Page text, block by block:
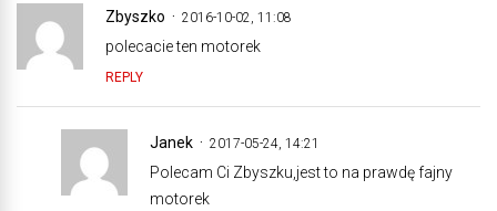
Zbyszko 2016-10-02, 11:08
polecacie ten motorek
REPLY
Janek 2017-05-24, 14:21
Polecam Ci Zbyszku,jest to na prawdę fajny
motorek